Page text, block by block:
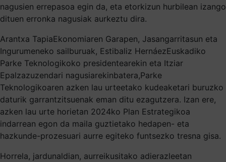
nagusien errepasoa egin da, eta etorkizun hurbilean izango
dituen erronka nagusiak aurkeztu dira.
Arantxa TapiaEkonomiaren Garapen, Jasangarritasun eta
Ingurumeneko sailburuak, Estibaliz HernáezEuskadiko
Parke Teknologikoko presidentearekin eta Itziar
Epalzazuzendari nagusiarekinbatera,Parke
Teknologikoaren azken lau urteetako kudeaketari buruzko
daturik garrantzitsuenak eman ditu ezagutzera. Izan ere,
azken lau urte horietan 2024ko Plan Estrategikoa
indarrean egon da maila guztietako hedapen- eta
hazkunde-prozesuari aurre egiteko funtsezko tresna gisa.
Horrela, jardunaldian, aurreikusitako adierazleetan